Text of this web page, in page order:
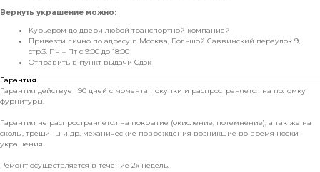
Вернуть украшение можно:
Курьером до двери любой транспортной компанией
Привезти лично по адресу г. Москва, Большой Саввинский переулок 9,
стр.3. Пн – Пт с 9:00 до 18:00
Отправить в пункт выдачи Сдэк
Гарантия
Гарантия действует 90 дней с момента покупки и распространяется на поломку
фурнитуры.
Гарантия не распространяется на покрытие (окисление, потемнение), а так же на
сколы, трещины и др. механические повреждения возникшие во время носки
украшения.
Ремонт осуществляется в течение 2х недель.